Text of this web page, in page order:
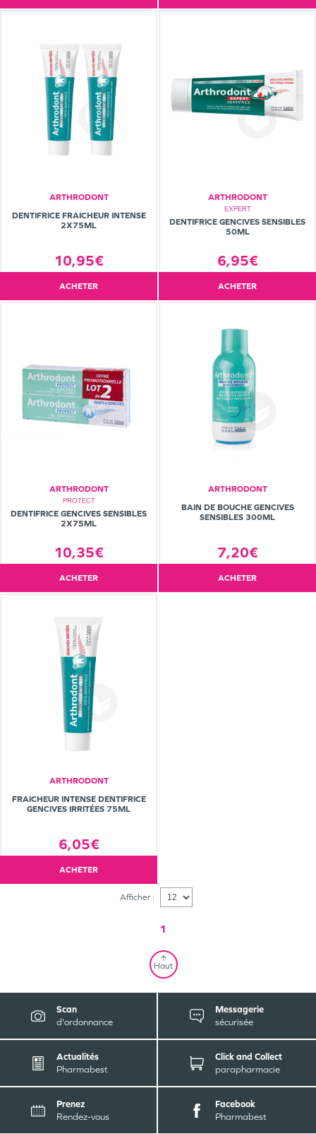
ARTHRODONT
DENTIFRICE FRAICHEUR INTENSE
2X75ML
10,95€
ACHETER
ARTHRODONT
EXPERT
DENTIFRICE GENCIVES SENSIBLES
50ML
6,95€
ACHETER
ARTHRODONT
PROTECT
DENTIFRICE GENCIVES SENSIBLES
2X75ML
10,35€
ACHETER
ARTHRODONT
BAIN DE BOUCHE GENCIVES
SENSIBLES 300ML
7,20€
ACHETER
ARTHRODONT
FRAICHEUR INTENSE DENTIFRICE
GENCIVES IRRITÉES 75ML
6,05€
ACHETER
Afficher :
1
Haut
Scan
d'ordonnance
Messagerie
sécurisée
Actualités
Pharmabest
Click and Collect
parapharmacie
Prenez
Rendez-vous
Facebook
Pharmabest